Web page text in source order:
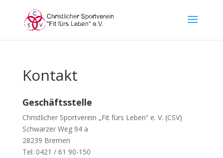
Kontakt
Geschäftsstelle
Christlicher Sportverein „Fit fürs Leben“ e. V. (CSV)
Schwarzer Weg 94 a
28239 Bremen
Tel: 0421 / 61 90-150